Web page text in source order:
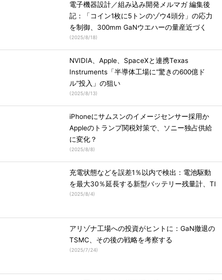
電子機器設計／組み込み開発メルマガ 編集後
記：「コイン1枚に5トンのゾウ4頭分」の応力
を制御、300mm GaNウエハーの量産近づく
(2025/8/18)
NVIDIA、Apple、SpaceXと連携Texas
Instruments「半導体工場に“驚きの600億ド
ル”投入」の狙い
(2025/8/13)
iPhoneにサムスンのイメージセンサー採用か
Appleのトランプ関税対策で、ソニー独占供給
に変化？
(2025/8/8)
充電状態などを誤差1％以内で検出：電池駆動
を最大30％延長する新型バッテリー残量計、TI
(2025/8/4)
アリゾナ工場への投資がヒントに：GaN撤退の
TSMC、その後の戦略を考察する
(2025/7/24)